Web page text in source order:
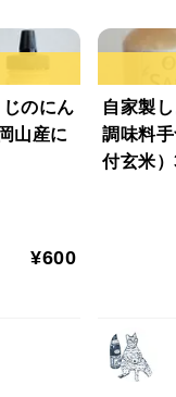
のにん
山産に
¥600
自家製
調味料
付玄米